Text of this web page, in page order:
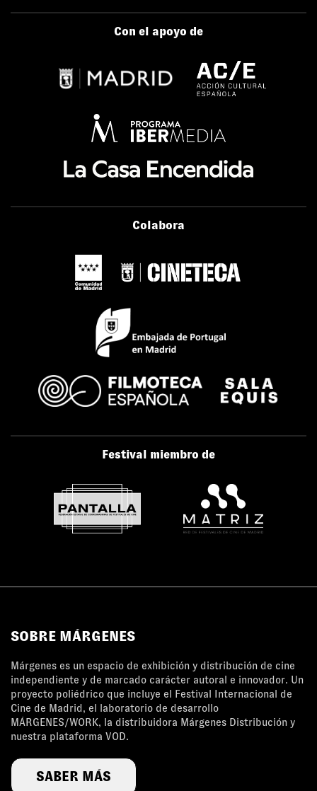
Con el apoyo de
Colabora
Festival miembro de
SOBRE MÁRGENES
Márgenes es un espacio de exhibición y distribución de cine
independiente y de marcado carácter autoral e innovador. Un
proyecto poliédrico que incluye el Festival Internacional de
Cine de Madrid, el laboratorio de desarrollo
MÁRGENES/WORK, la distribuidora Márgenes Distribución y
nuestra plataforma VOD.
SABER MÁS